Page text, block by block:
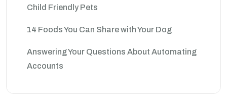
Child Friendly Pets
14 Foods You Can Share with Your Dog
Answering Your Questions About Automating
Accounts